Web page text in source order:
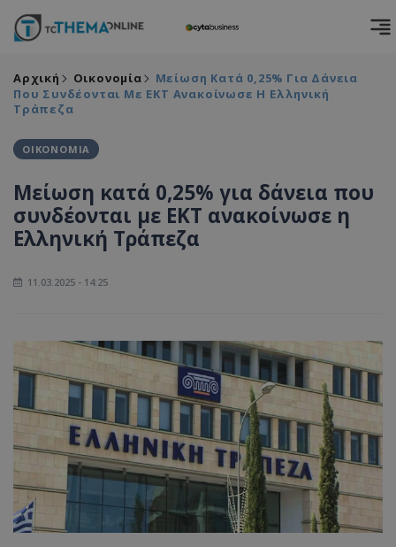
Αρχική Οικονομία
Μείωση Κατά 0,25% Για Δάνεια
Που Συνδέονται Με ΕΚΤ Ανακοίνωσε Η Ελληνική
Τράπεζα
ΟΙΚΟΝΟΜΙΑ
Μείωση κατά 0,25% για δάνεια που
συνδέονται με ΕΚΤ ανακοίνωσε η
Ελληνική Τράπεζα
11.03.2025 - 14:25